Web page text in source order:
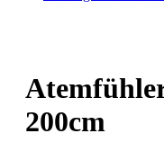
200cm